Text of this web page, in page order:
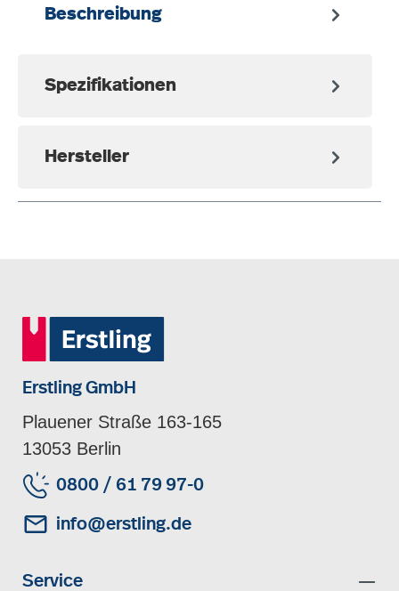
Beschreibung
Spezifikationen
Hersteller
Erstling GmbH
Plauener Straße 163-165
13053 Berlin
0800 / 61 79 97-0
info@erstling.de
Service